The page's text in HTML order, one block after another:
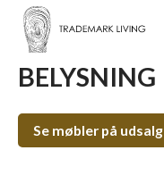
BELYSNING
Se møbler på udsalg